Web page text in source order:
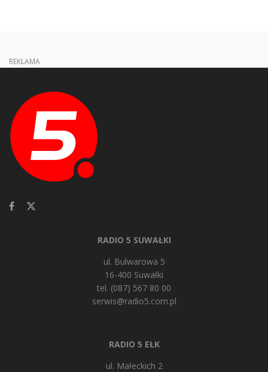
REKLAMA
RADIO 5 SUWAŁKI
ul. Bulwarowa 5
16-400 Suwałki
tel. (087) 567 80 00
serwis@radio5.com.pl
RADIO 5 EŁK
ul. Małeckich 2